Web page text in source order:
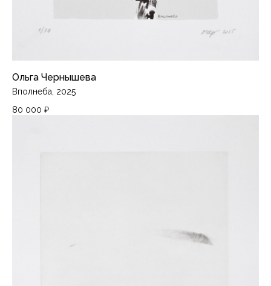
Ольга Чернышева
Вполнеба, 2025
80 000 ₽